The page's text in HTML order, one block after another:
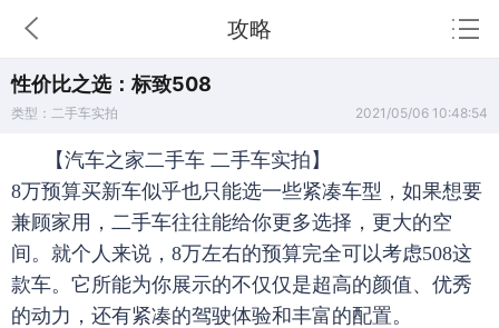
攻略
性价比之选：标致508
类型：二手车实拍 2021/05/06 10:48:54
【汽车之家二手车 二手车实拍】
8万预算买新车似乎也只能选一些紧凑车型，如果想要
兼顾家用，二手车往往能给你更多选择，更大的空
间。就个人来说，8万左右的预算完全可以考虑508这
款车。它所能为你展示的不仅仅是超高的颜值、优秀
的动力，还有紧凑的驾驶体验和丰富的配置。